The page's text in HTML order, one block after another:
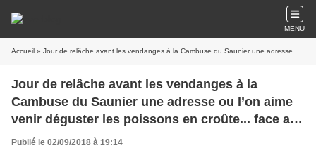
MENU
Accueil » Jour de relâche avant les vendanges à la Cambuse du Saunier une adresse ou l’on aime venir déguster les poissons en croûte... face aux Salins de Gruissan...
Jour de relâche avant les vendanges à la
Cambuse du Saunier une adresse ou l’on aime
venir déguster les poissons en croûte... face aux
Salins de Gruissan...
Publié le 02/09/2018 à 19:14